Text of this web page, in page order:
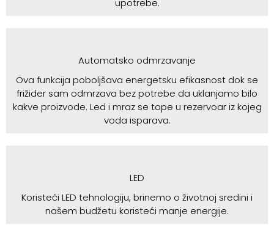
upotrebe.
Automatsko odmrzavanje
Ova funkcija poboljšava energetsku efikasnost dok se
frižider sam odmrzava bez potrebe da uklanjamo bilo
kakve proizvode. Led i mraz se tope u rezervoar iz kojeg
voda isparava.
LED
Koristeći LED tehnologiju, brinemo o životnoj sredini i
našem budžetu koristeći manje energije.